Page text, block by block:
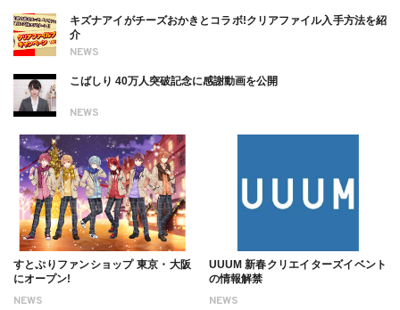
NEWS
キズナアイがチーズおかきとコラボ!クリアファイル入手方法を紹
介
NEWS
こばしり 40万人突破記念に感謝動画を公開
NEWS
すとぷりファンショップ 東京・大阪
にオープン!
NEWS
UUUM 新春クリエイターズイベント
の情報解禁